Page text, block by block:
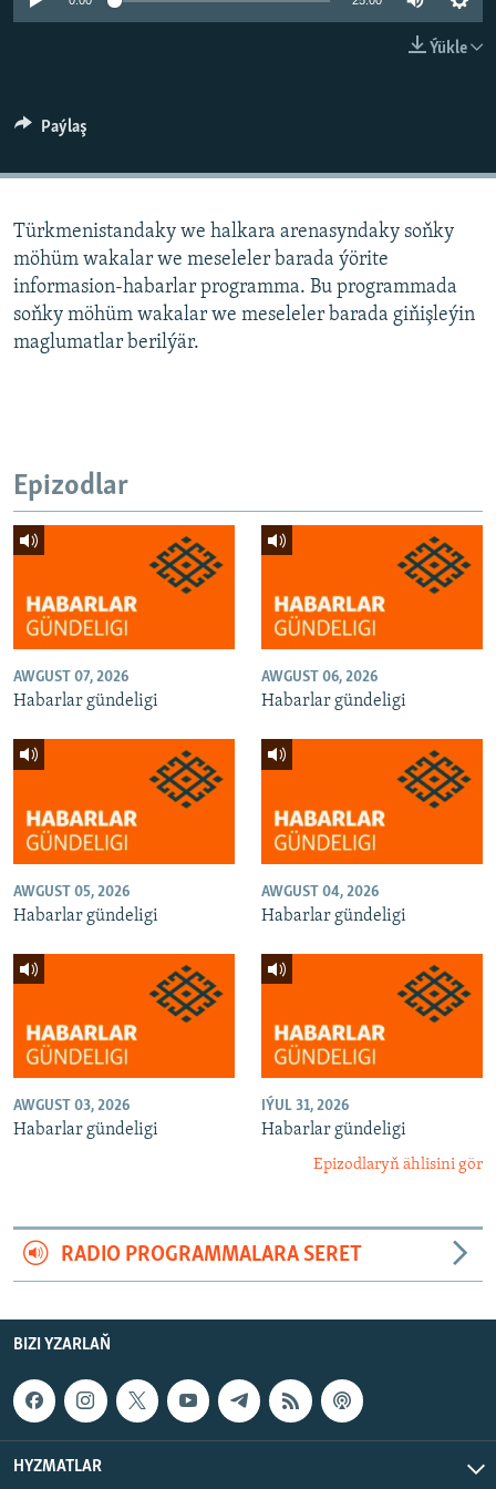
Ýükle
Paýlaş
Türkmenistandaky we halkara arenasyndaky soňky
möhüm wakalar we meseleler barada ýörite
informasion-habarlar programma. Bu programmada
soňky möhüm wakalar we meseleler barada giňişleýin
maglumatlar berilýär.
Epizodlar
AWGUST 07, 2026
Habarlar gündeligi
AWGUST 06, 2026
Habarlar gündeligi
AWGUST 05, 2026
Habarlar gündeligi
AWGUST 04, 2026
Habarlar gündeligi
AWGUST 03, 2026
Habarlar gündeligi
IÝUL 31, 2026
Habarlar gündeligi
Epizodlaryň ählisini gör
RADIO PROGRAMMALARA SERET
BIZI YZARLAŇ
HYZMATLAR